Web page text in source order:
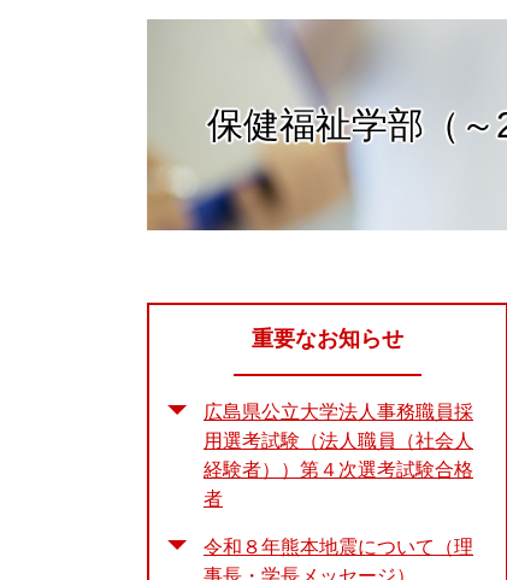
保健福祉学部（～
重要なお知らせ
広島県公立大学法人事務職員採
用選考試験（法人職員（社会人
経験者））第４次選考試験合格
者
令和８年熊本地震について（理
事長・学長メッセージ）